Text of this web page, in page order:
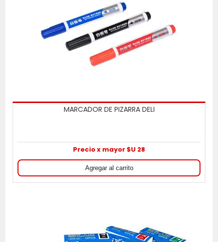
MARCADOR DE PIZARRA DELI
Precio x mayor $U 28